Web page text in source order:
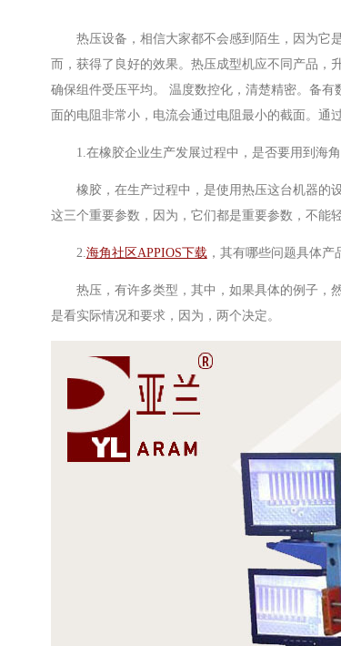
热压设备，相信大家都不会感到陌生，因为
而，获得了良好的效果。热压成型机应不同产品
确保组件受压平均。 温度数控化，清楚精密。
面的电阻非常小，电流会通过电阻最小的截面。通
1.在橡胶企业生产发展过程中，是否要用到海
橡胶，在生产过程中，是使用热压这台机器的设备
这三个重要参数，因为，它们都是重要参数，不能轻视
2.海角社区APPIOS下载，其有哪些问题具体产
热压，有许多类型，其中，如果具体的例子
是看实际情况和要求，因为，两个决定。